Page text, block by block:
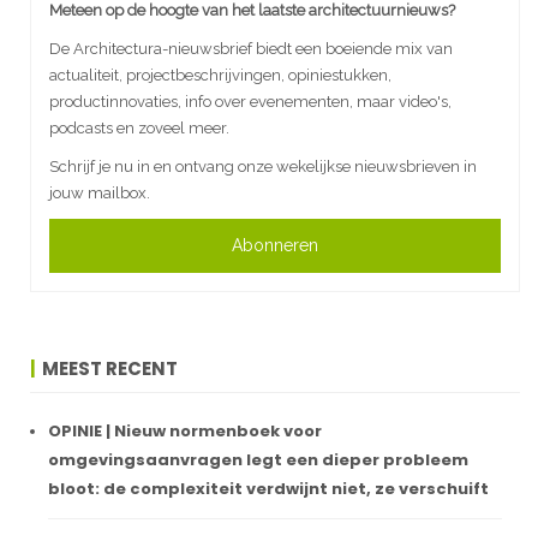
Meteen op de hoogte van het laatste architectuurnieuws?
De Architectura-nieuwsbrief biedt een boeiende mix van
actualiteit, projectbeschrijvingen, opiniestukken,
productinnovaties, info over evenementen, maar video's,
podcasts en zoveel meer.
Schrijf je nu in en ontvang onze wekelijkse nieuwsbrieven in
jouw mailbox.
Abonneren
MEEST RECENT
OPINIE | Nieuw normenboek voor
omgevingsaanvragen legt een dieper probleem
bloot: de complexiteit verdwijnt niet, ze verschuift